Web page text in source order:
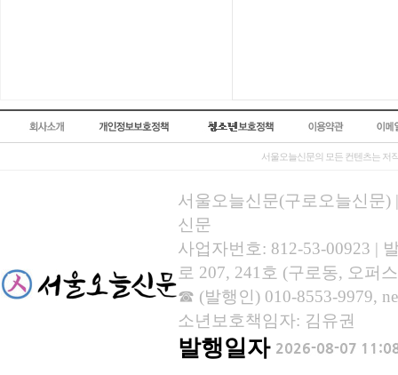
서울오늘신문의 모든 컨텐츠는 저
서울오늘신문(구로오늘신문)
신문
사업자번호: 812-53-00923 |
로 207, 241호 (구로동, 오퍼
☎ (발행인) 010-8553-9979,
소년보호책임자: 김유권
발행일자